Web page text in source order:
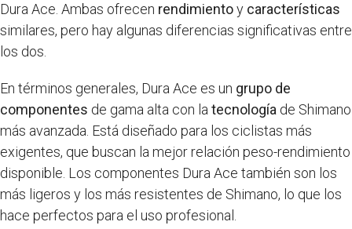
Dura Ace. Ambas ofrecen rendimientoy características
similares, pero hay algunas diferencias significativas entre
los dos.
En términos generales, Dura Ace es un grupo de
componentes de gama alta con la tecnología de Shimano
más avanzada. Está diseñado para los ciclistas más
exigentes, que buscan la mejor relación peso-rendimiento
disponible. Los componentes Dura Ace también son los
más ligeros y los más resistentes de Shimano, lo que los
hace perfectos para el uso profesional.